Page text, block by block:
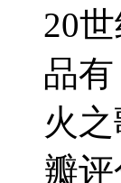
20
品
火
瓣